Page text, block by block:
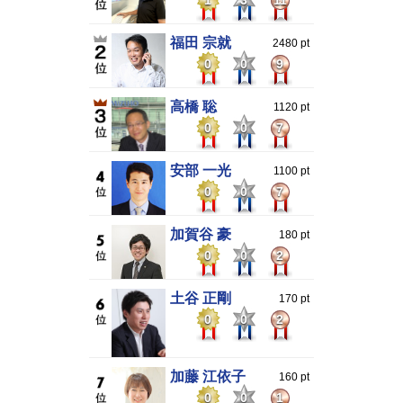
福田 宗就 2480 pt
0 0 9
高橋 聡 1120 pt
0 0 7
安部 一光 1100 pt
0 0 7
加賀谷 豪 180 pt
0 0 2
土谷 正剛 170 pt
0 0 2
加藤 江依子 160 pt
0 0 1